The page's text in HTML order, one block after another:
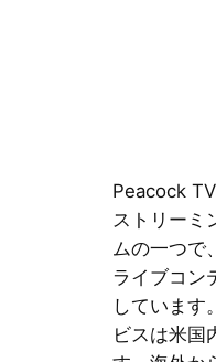
Peacock
ストリーミ
ムの一つで
ライブコン
しています
ビスは米国